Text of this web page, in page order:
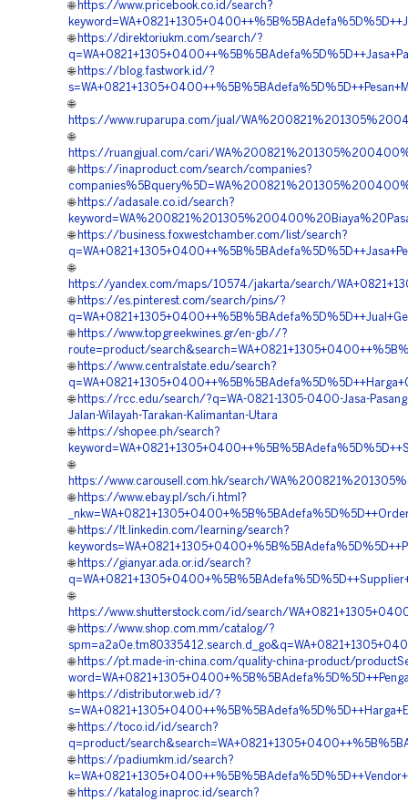
🌐 https://www.pricebook.co.id/search?
🌐 https://direktoriukm.com/search/?
🌐 https://blog.fastwork.id/?
🌐
https://www.ruparupa.com/jual/
🌐
https://ruangjual.com/cari/
🌐 https://inaproduct.com/search/companies?
🌐 https://adasale.co.id/search?
🌐 https://business.foxwestchamber.com/list/search?
🌐
https://yandex.com/maps/10574/jakarta/search/
🌐 https://es.pinterest.com/search/pins/?
🌐 https://www.topgreekwines.gr/en-gb//?
route=product/
🌐 https://www.centralstate.edu/search?
🌐 https://rcc.edu/search/?q=WA-0821-1305-0400-Jasa-
Jalan-Wilayah-Tarakan-Kalimantan-Utara
🌐 https://shopee.ph/search?
🌐
https://www.carousell.com.hk/search/
🌐 https://www.ebay.pl/sch/i.html?
🌐 https://lt.linkedin.com/learning/search?
🌐 https://gianyar.ada.or.id/search?
🌐
https://www.shutterstock.com/id/search/
🌐 https://www.shop.com.mm/catalog/?
🌐 https://pt.made-in-china.com/quality-china-product/
🌐 https://distributor.web.id/?
🌐 https://toco.id/id/search?
q=product/
🌐 https://padiumkm.id/search?
🌐 https://katalog.inaproc.id/search?